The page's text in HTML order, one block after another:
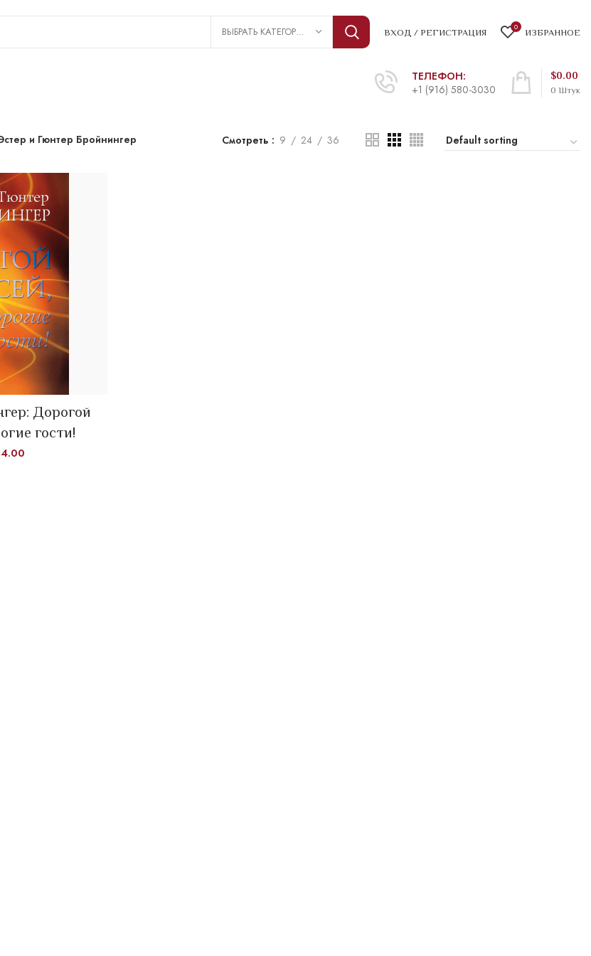
ВЫБРАТЬ КАТЕГОРИЮ ВХОД / РЕГИСТРАЦИЯ 0 ИЗБРАННОЕ
ТЕЛЕФОН:
+1 (916) 580-3030
0 Штук
$0.00
и Гюнтер Бройнингер Смотреть 9 24 36
Дорогой
гости!
4.00